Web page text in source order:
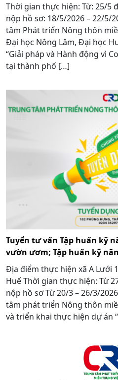
Thời gian thực hiện: Từ: 25/5
nộp hồ sơ: 18/5/2026 – 22/5/
tâm Phát triển Nông thôn
Đại học Nông Lâm, Đại học
“Giải pháp và Hành động vì
tại thành phố […]
Tuyển tư vấn Tập huấn kỹ
vườn ươm; Tập huấn kỹ
Địa điểm thực hiện xã A Lưới
Huế Thời gian thực hiện: Từ
nộp hồ sơ Từ 20/3 – 26/3/
tâm phát triển Nông thôn
và triển khai thực hiện dự án